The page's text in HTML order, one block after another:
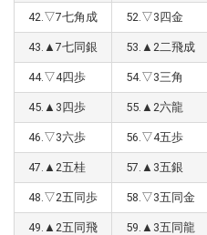
42.▽7七角成 52.▽3四金
43.▲7七同銀 53.▲2二飛成
44.▽4四歩 54.▽3三角
45.▲3四歩 55.▲2六龍
46.▽3六歩 56.▽4五歩
47.▲2五桂 57.▲3五銀
48.▽2五同歩 58.▽3五同金
49.▲2五同飛 59.▲3五同龍